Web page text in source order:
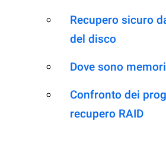
Recupero sicuro
del disco
Dove sono
Confronto dei
recupero RAID